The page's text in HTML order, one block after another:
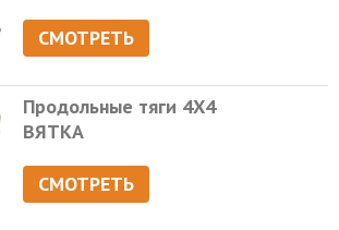
СМОТРЕТЬ
Продольные тяги 4Х4
ВЯТКА
СМОТРЕТЬ